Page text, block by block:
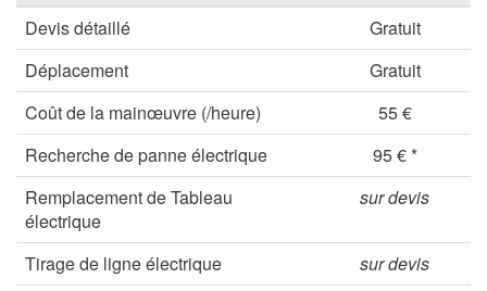
Devis détaillé
Gratuit
Déplacement
Gratuit
Coût de la mainœuvre (/heure)
55 €
Recherche de panne électrique
95 € *
Remplacement de Tableau
électrique
sur devis
Tirage de ligne électrique
sur devis